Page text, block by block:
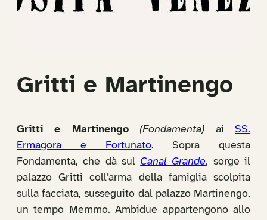
Gritti e Martinengo
Gritti e Martinengo (Fondamenta) aiSS.
Ermagora e Fortunato. Sopra questa
Fondamenta, che dà sul Canal Grande, sorge il
palazzo Gritti coll’arma della famiglia scolpita
sulla facciata, susseguito dal palazzo Martinengo,
un tempo Memmo. Ambidue appartengono allo